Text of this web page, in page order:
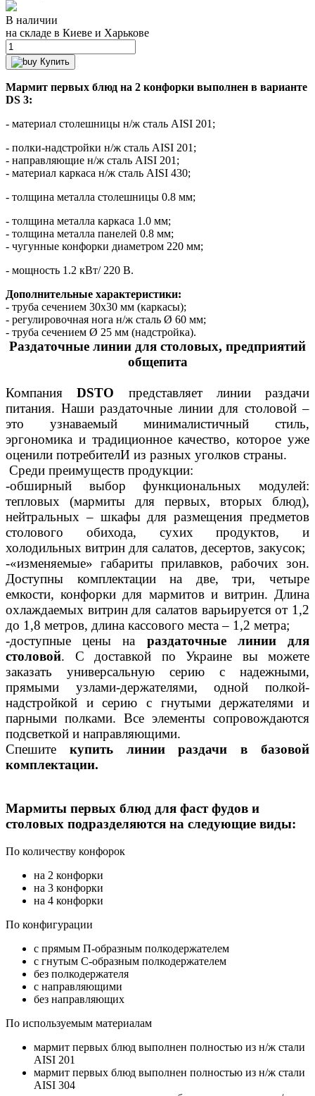
В наличии
на складе в Киеве и Харькове
Купить
Мармит первых блюд на 2 конфорки выполнен в варианте
DS 3:
- материал столешницы н/ж сталь AISI 201;
- полки-надстройки н/ж сталь AISI 201;
- направляющие н/ж сталь AISI 201;
- материал каркаса н/ж сталь AISI 430;
- толщина металла столешницы 0.8 мм;
- толщина металла каркаса 1.0 мм;
- толщина металла панелей 0.8 мм;
- чугунные конфорки диаметром 220 мм;
- мощность 1.2 кВт/ 220 В.
Дополнительные характеристики:
- труба сечением 30х30 мм (каркасы);
- регулировочная нога н/ж сталь Ø 60 мм;
- труба сечением Ø 25 мм (надстройка).
Раздаточные линии для столовых, предприятий
общепита
КомпанияDSTO представляет линии раздачи
питания. Наши раздаточные линии для столовой –
это узнаваемый минималистичный стиль,
эргономика и традиционное качество, которое уже
оценили потребителИ из разных уголков страны.
Среди преимуществ продукции:
-обширный выбор функциональных модулей:
тепловых (мармиты для первых, вторых блюд),
нейтральных – шкафы для размещения предметов
столового обихода, сухих продуктов, и
холодильных витрин для салатов, десертов, закусок;
-«изменяемые» габариты прилавков, рабочих зон.
Доступны комплектации на две, три, четыре
емкости, конфорки для мармитов и витрин. Длина
охлаждаемых витрин для салатов варьируется от 1,2
до 1,8 метров, длина кассового места – 1,2 метра;
-доступные цены на раздаточные линии для
столовой. С доставкой по Украине вы можете
заказать универсальную серию с надежными,
прямыми узлами-держателями, одной полкой-
надстройкой и серию с гнутыми держателями и
парными полками. Все элементы сопровождаются
подсветкой и направляющими.
Спешите купить линии раздачи в базовой
комплектации.
Мармиты первых блюд для фаст фудов и
столовых подразделяются на следующие виды:
По количеству конфорок
на 2 конфорки
на 3 конфорки
на 4 конфорки
По конфигурации
с прямым П-образным полкодержателем
с гнутым С-образным полкодержателем
без полкодержателя
с направляющими
без направляющих
По используемым материалам
мармит первых блюд выполнен полностью из н/ж стали
AISI 201
мармит первых блюд выполнен полностью из н/ж стали
AISI 304